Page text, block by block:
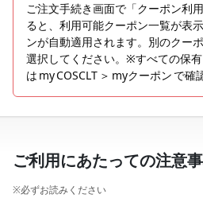
ご注文手続き画面で「クーポン利
ると、利用可能クーポン一覧が表
ンが自動適用されます。別のクー
選択してください。※すべての保
は my COSCLT ＞ myクーポン で確
ご利用にあたっての注意
※必ずお読みください